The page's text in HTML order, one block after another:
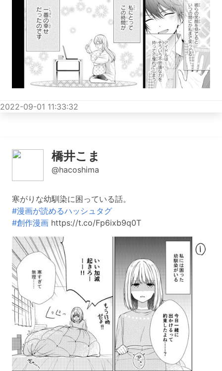
2022-09-01 11:33:32
橋井こま
@hacoshima
寒がりな幼馴染に困っている話。
#漫画が読めるハッシュタグ
#創作漫画 https://t.co/Fp6ixb9q0T